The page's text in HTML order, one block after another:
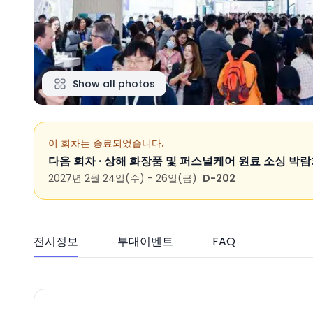
Show all photos
이 회차는 종료되었습니다.
다음 회차 ·상해 화장품 및 퍼스널케어 원료 소싱 박
2027년 2월 24일(수) - 26일(금) D-202
전시정보 부대이벤트 FAQ